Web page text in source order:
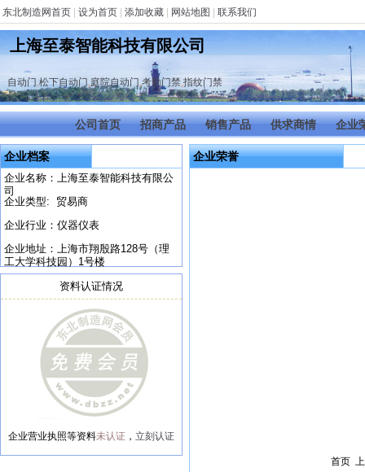
东北制造网首页 设为首页 添加收藏 网站地图 联系我们
上海至泰智能科技有限公司
自动门,松下自动门,庭院自动门,考勤门禁,指纹门禁
公司首页 招商产品 销售产品 供求商情 企业
企业档案
企业名称：上海至泰智能科技有限公
司
企业类型: 贸易商
企业行业：仪器仪表
企业地址：上海市翔殷路128号（理
工大学科技园）1号楼
资料认证情况
企业营业执照等资料未认证 ， 立刻认证
企业荣誉
首页